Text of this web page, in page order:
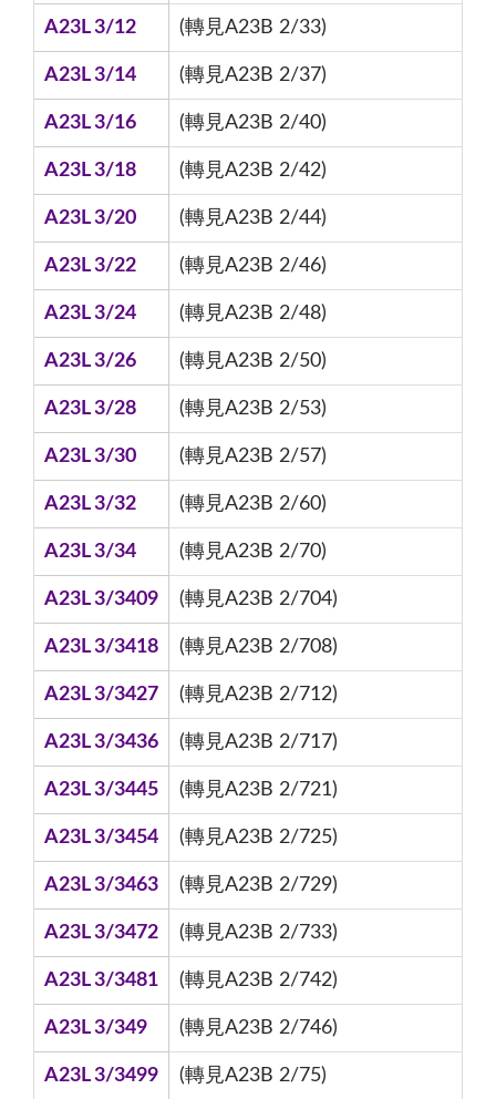
A23L 3/12 (轉見A23B 2/33)
A23L 3/14 (轉見A23B 2/37)
A23L 3/16 (轉見A23B 2/40)
A23L 3/18 (轉見A23B 2/42)
A23L 3/20 (轉見A23B 2/44)
A23L 3/22 (轉見A23B 2/46)
A23L 3/24 (轉見A23B 2/48)
A23L 3/26 (轉見A23B 2/50)
A23L 3/28 (轉見A23B 2/53)
A23L 3/30 (轉見A23B 2/57)
A23L 3/32 (轉見A23B 2/60)
A23L 3/34 (轉見A23B 2/70)
A23L 3/3409 (轉見A23B 2/704)
A23L 3/3418 (轉見A23B 2/708)
A23L 3/3427 (轉見A23B 2/712)
A23L 3/3436 (轉見A23B 2/717)
A23L 3/3445 (轉見A23B 2/721)
A23L 3/3454 (轉見A23B 2/725)
A23L 3/3463 (轉見A23B 2/729)
A23L 3/3472 (轉見A23B 2/733)
A23L 3/3481 (轉見A23B 2/742)
A23L 3/349 (轉見A23B 2/746)
A23L 3/3499 (轉見A23B 2/75)